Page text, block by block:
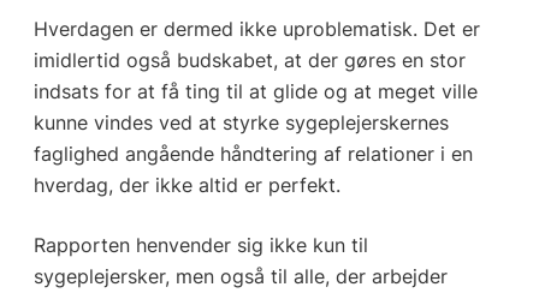
Hverdagen er dermed ikke uproblematisk. Det er
imidlertid også budskabet, at der gøres en stor
indsats for at få ting til at glide og at meget ville
kunne vindes ved at styrke sygeplejerskernes
faglighed angående håndtering af relationer i en
hverdag, der ikke altid er perfekt.
Rapporten henvender sig ikke kun til
sygeplejersker, men også til alle, der arbejder